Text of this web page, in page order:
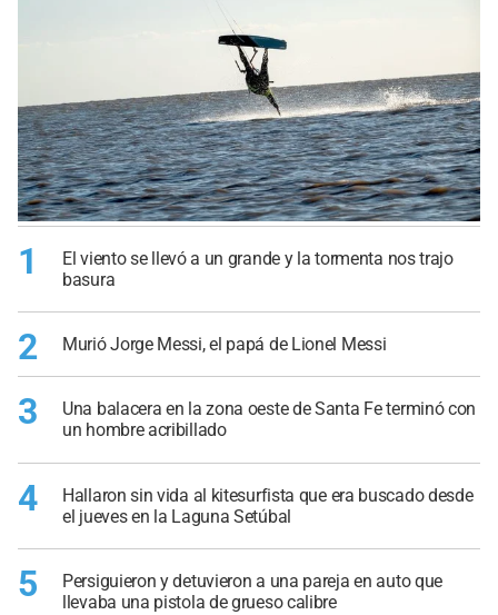
1
El viento se llevó a un grande y la tormenta nos trajo
basura
2 Murió Jorge Messi, el papá de Lionel Messi
3
Una balacera en la zona oeste de Santa Fe terminó con
un hombre acribillado
4
Hallaron sin vida al kitesurfista que era buscado desde
el jueves en la Laguna Setúbal
5
Persiguieron y detuvieron a una pareja en auto que
llevaba una pistola de grueso calibre